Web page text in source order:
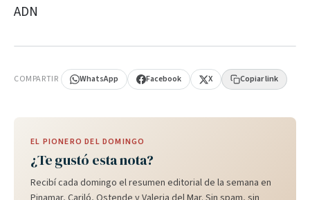
ADN
COMPARTIR WhatsApp Facebook X Copiar link
EL PIONERO DEL DOMINGO
¿Te gustó esta nota?
Recibí cada domingo el resumen editorial de la semana en